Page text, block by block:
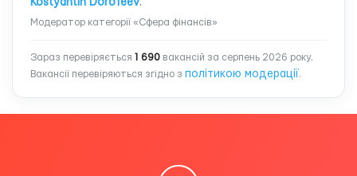
Kostyantin Dorofeev.
Модератор категорії «Сфера фінансів»
Зараз перевіряється 1 690 вакансій за серпень 2026 року.
Вакансії перевіряються згідно з політикою модерації .